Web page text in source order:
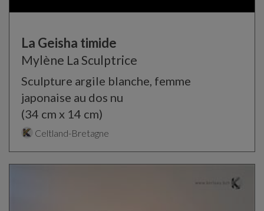
La Geisha timide
Mylène La Sculptrice
Sculpture argile blanche, femme
japonaise au dos nu
(34 cm x 14 cm)
Celtland-Bretagne